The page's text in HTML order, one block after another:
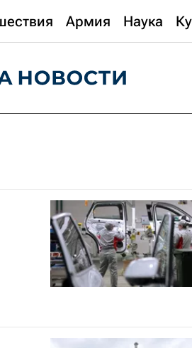
Армия Наука